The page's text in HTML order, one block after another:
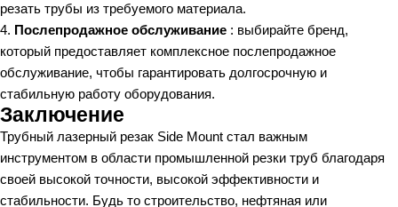
резать трубы из требуемого материала.
Послепродажное обслуживание : выбирайте бренд,
который предоставляет комплексное послепродажное
обслуживание, чтобы гарантировать долгосрочную и
стабильную работу оборудования.
Заключение
Трубный лазерный резак Side Mount стал важным
инструментом в области промышленной резки труб благодаря
своей высокой точности, высокой эффективности и
стабильности. Будь то строительство, нефтяная или